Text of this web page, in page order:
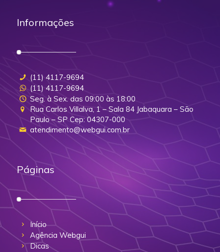
Informações
(11) 4117-9694
(11) 4117-9694
Seg. à Sex. das 09:00 às 18:00
Rua Carlos Villalva, 1 – Sala 84 Jabaquara – São
Paulo – SP Cep: 04307-000
atendimento@webgui.com.br
Páginas
Início
Agência Webgui
Dicas